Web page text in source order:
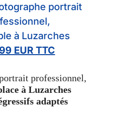
portrait
à Luzarches
99 EUR TTC
professionnel,
à Luzarches
adaptés